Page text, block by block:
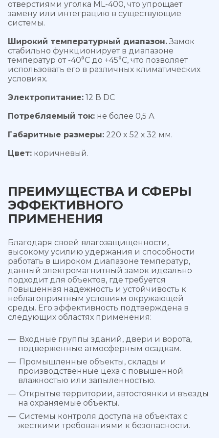
отверстиями уголка ML-400, что упрощает
замену или интеграцию в существующие
системы.
Широкий температурный диапазон.Замок
стабильно функционирует в диапазоне
температур от -40°С до +45°С, что позволяет
использовать его в различных климатических
условиях.
Электропитание: 12 В DC
Потребляемый ток: не более 0,5 А
Габаритные размеры: 220 x 52 х 32 мм.
Цвет: коричневый.
ПРЕИМУЩЕСТВА И СФЕРЫ
ЭФФЕКТИВНОГО
ПРИМЕНЕНИЯ
Благодаря своей влагозащищенности,
высокому усилию удержания и способности
работать в широком диапазоне температур,
данный электромагнитный замок идеально
подходит для объектов, где требуется
повышенная надежность и устойчивость к
неблагоприятным условиям окружающей
среды. Его эффективность подтверждена в
следующих областях применения:
Входные группы зданий, двери и ворота,
подверженные атмосферным осадкам.
Промышленные объекты, склады и
производственные цеха с повышенной
влажностью или запыленностью.
Открытые территории, автостоянки и въезды
на охраняемые объекты.
Системы контроля доступа на объектах с
жесткими требованиями к безопасности.